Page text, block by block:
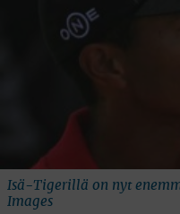
Isä-Tigerillä on nyt
Images